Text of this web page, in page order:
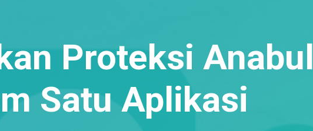
Proteksi Anabul
Satu Aplikasi